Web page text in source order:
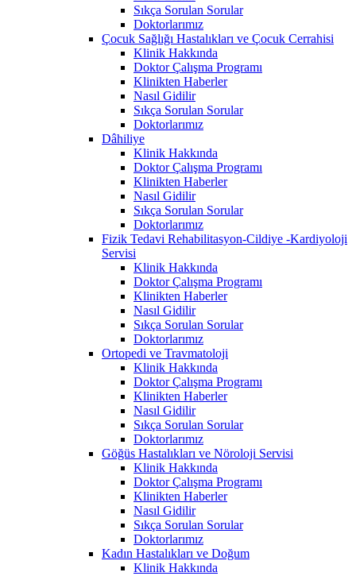
Sıkça Sorulan Sorular
Doktorlarımız
Çocuk Sağlığı Hastalıkları ve Çocuk Cerrahisi
Klinik Hakkında
Doktor Çalışma Programı
Klinikten Haberler
Nasıl Gidilir
Sıkça Sorulan Sorular
Doktorlarımız
Dâhiliye
Klinik Hakkında
Doktor Çalışma Programı
Klinikten Haberler
Nasıl Gidilir
Sıkça Sorulan Sorular
Doktorlarımız
Fizik Tedavi Rehabilitasyon-Cildiye -Kardiyoloji
Servisi
Klinik Hakkında
Doktor Çalışma Programı
Klinikten Haberler
Nasıl Gidilir
Sıkça Sorulan Sorular
Doktorlarımız
Ortopedi ve Travmatoloji
Klinik Hakkında
Doktor Çalışma Programı
Klinikten Haberler
Nasıl Gidilir
Sıkça Sorulan Sorular
Doktorlarımız
Göğüs Hastalıkları ve Nöroloji Servisi
Klinik Hakkında
Doktor Çalışma Programı
Klinikten Haberler
Nasıl Gidilir
Sıkça Sorulan Sorular
Doktorlarımız
Kadın Hastalıkları ve Doğum
Klinik Hakkında